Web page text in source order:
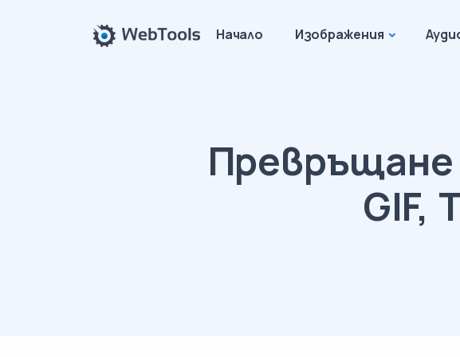
Начало Изображения
Превръщане
GIF,